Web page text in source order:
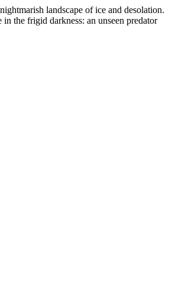
landscape of ice and desolation.
the frigid darkness: an unseen predator